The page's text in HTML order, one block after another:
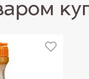
Він може
організм здоровими
практично на